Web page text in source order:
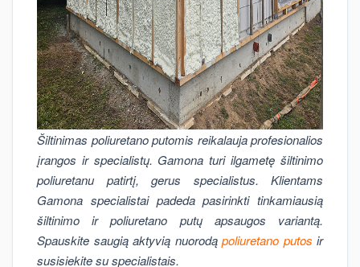
Šiltinimas poliuretano putomis reikalauja profesionalios
įrangos ir specialistų. Gamona turi ilgametę šiltinimo
poliuretanu patirtį, gerus specialistus. Klientams
Gamona specialistai padeda pasirinkti tinkamiausią
šiltinimo ir poliuretano putų apsaugos variantą.
Spauskite saugią aktyvią nuorodą poliuretano putos ir
susisiekite su specialistais.